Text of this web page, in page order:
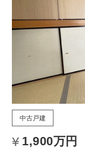
中古戸建
1,900万円